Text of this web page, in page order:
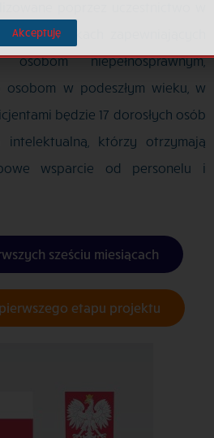
– placówkach zapewniających
niepełnosprawnym,
w podeszłym wieku, w
będzie 17 dorosłych osób
intelektualną, którzy otrzymają
wsparcie od personelu i
sześciu miesiącach
etapu projektu
Akceptuję